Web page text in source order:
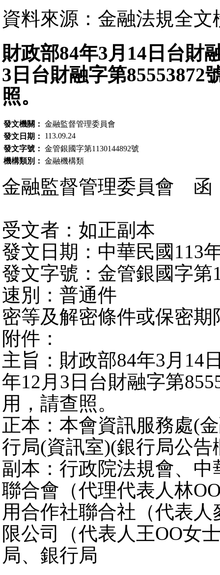
資料來源：金融法規全文
財政部84年3月14日台財
3日台財融字第85553872
照。
發文機關： 金融監督管理委員會
發文日期：
113.09.24
發文字號： 金管銀國字第1130144892號
機構類別： 金融機構類
金融監督管理委員會 函
受文者：如正副本
發文日期：中華民國113
發文字號：金管銀國字第
速別：普通件
密等及解密條件或保密期
附件：
主旨：財政部84年3月14
年12月3日台財融字第
用，請查照。
正本：本會資訊服務處(
行局(資訊室)(銀行局公告
副本：行政院法規會、
聯合會（代理代表人林
用合作社聯合社（代表
限公司（代表人王OO女
局、銀行局